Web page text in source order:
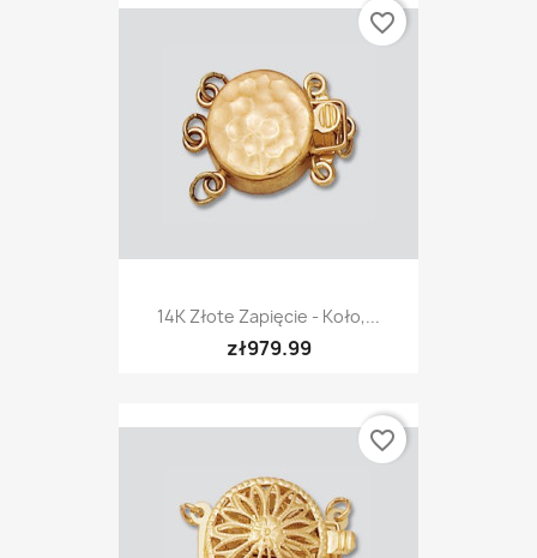
14K Złote Zapięcie - Koło,...
zł979.99
favorite_border
favorite_border